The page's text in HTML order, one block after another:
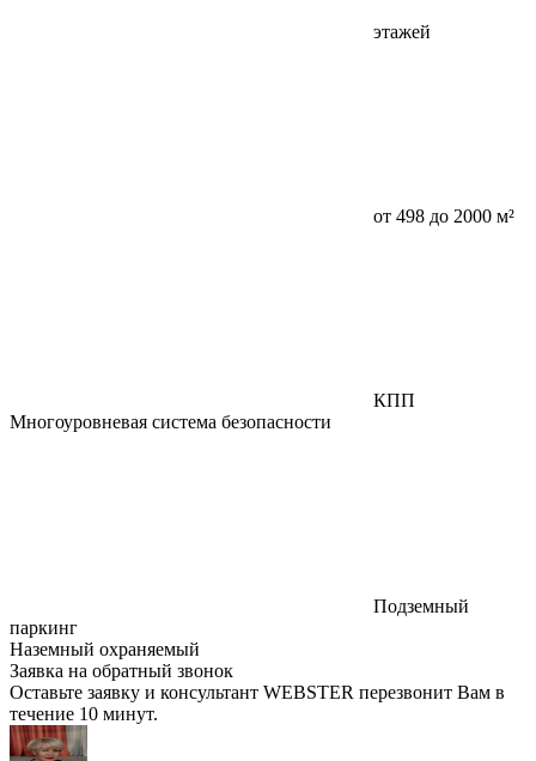
этажей
от 498 до 2000 м²
КПП
Многоуровневая система безопасности
Подземный
паркинг
Наземный охраняемый
Заявка на обратный звонок
Оставьте заявку и консультант WEBSTER перезвонит Вам в
течение 10 минут.